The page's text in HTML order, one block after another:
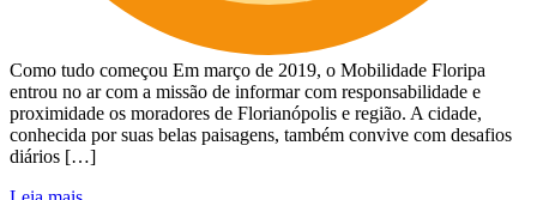
Como tudo começou Em março de 2019, o Mobilidade Floripa
entrou no ar com a missão de informar com responsabilidade e
proximidade os moradores de Florianópolis e região. A cidade,
conhecida por suas belas paisagens, também convive com desafios
diários […]